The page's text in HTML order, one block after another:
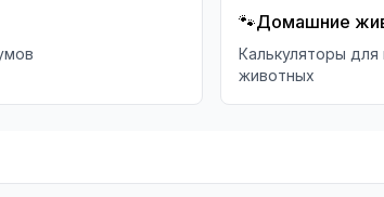
🐾Домашние
Калькуляторы
животных